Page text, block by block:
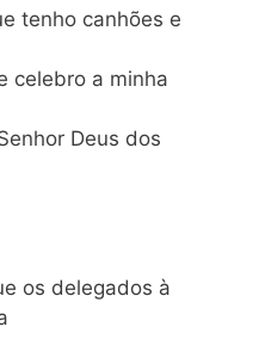
tenho canhões e
celebro a minha
Deus dos
os delegados à